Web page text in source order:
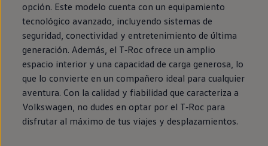
opción. Este modelo cuenta con un equipamiento
tecnológico avanzado, incluyendo sistemas de
seguridad, conectividad y entretenimiento de última
generación. Además, el T‑Roc ofrece un amplio
espacio interior y una capacidad de carga generosa, lo
que lo convierte en un compañero ideal para cualquier
aventura. Con la calidad y fiabilidad que caracteriza a
Volkswagen, no dudes en optar por el T‑Roc para
disfrutar al máximo de tus viajes y desplazamientos.